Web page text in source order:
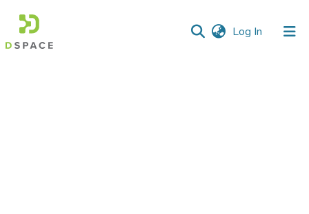
Log In (current)